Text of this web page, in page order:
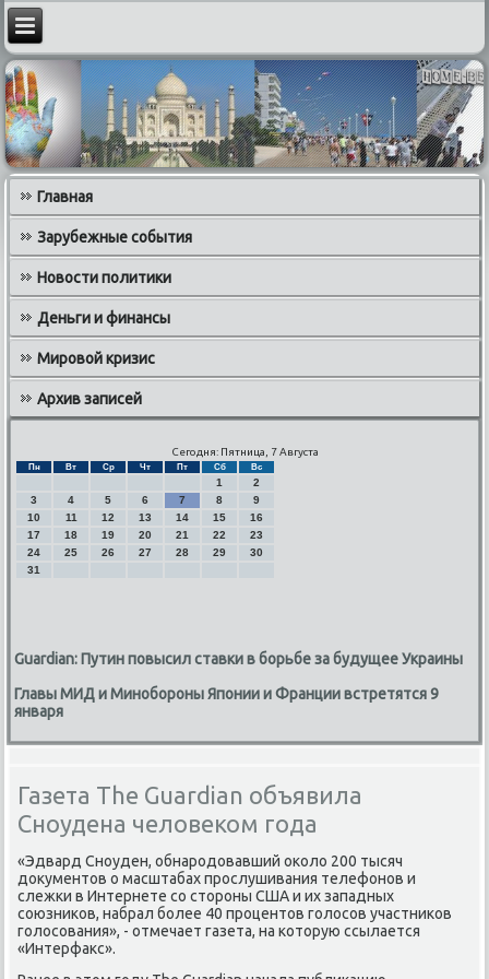
Главная
Зарубежные события
Новости политики
Деньги и финансы
Мировой кризис
Архив записей
Сегодня: Пятница, 7 Августа
Пн Вт Ср Чт Пт Сб Вс
1
2
3
4 5 6 7 8
9
10
11 12 13 14 15
16
17
18 19 20 21 22
23
24
25 26 27 28 29
30
31
Guardian: Путин повысил ставки в борьбе за будущее Украины
Главы МИД и Минобороны Японии и Франции встретятся 9
января
Газета The Guardian объявила
Сноудена человеком года
«Эдвард Сноуден, обнародовавший около 200 тысяч
документов о масштабах прослушивания телефонов и
слежки в Интернете со стороны США и их западных
союзников, набрал более 40 процентов голосов участников
голосования», - отмечает газета, на которую ссылается
«Интерфакс».